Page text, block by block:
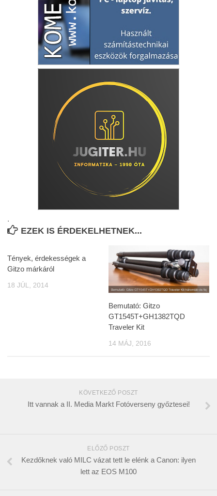
.
EZEK IS ÉRDEKELHETNEK...
Tények, érdekességek a
Gitzo márkáról
18 JÚL, 2014
Bemutató: Gitzo
GT1545T+GH1382TQD
Traveler Kit
14 MÁJ, 2016
KÖVETKEZŐ POSZT
Itt vannak a II. Media Markt Fotóverseny győztesei!
ELŐZŐ POSZT
Kezdőknek való MILC vázat tett le elénk a Canon: ilyen
lett az EOS M100